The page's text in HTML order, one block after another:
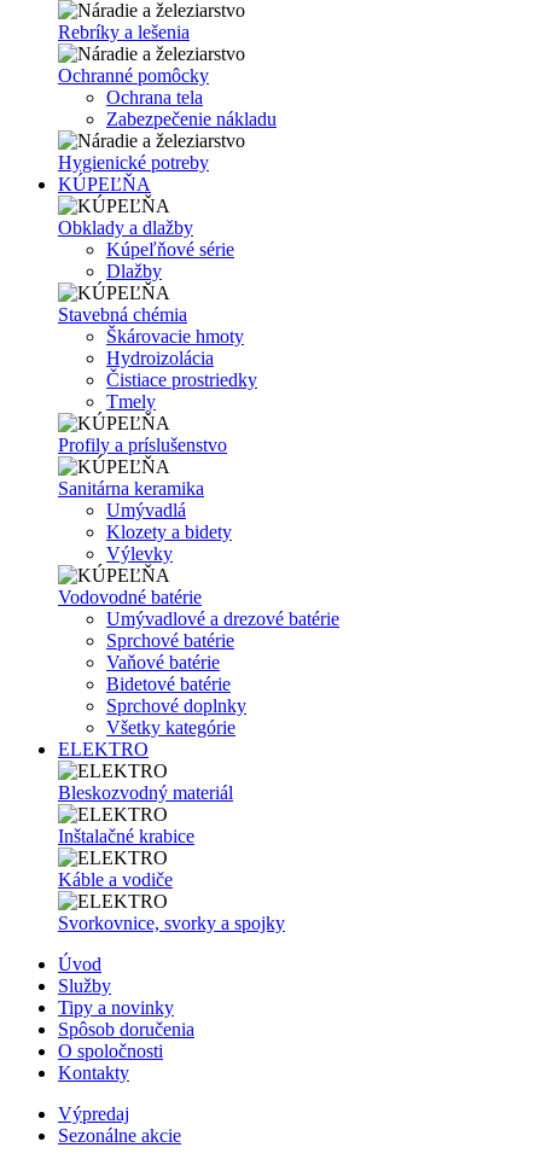
Rebríky a lešenia
Ochranné pomôcky
Ochrana tela
Zabezpečenie nákladu
Hygienické potreby
KÚPEĽŇA
Obklady a dlažby
Kúpeľňové série
Dlažby
Stavebná chémia
Škárovacie hmoty
Hydroizolácia
Čistiace prostriedky
Tmely
Profily a príslušenstvo
Sanitárna keramika
Umývadlá
Klozety a bidety
Výlevky
Vodovodné batérie
Umývadlové a drezové batérie
Sprchové batérie
Vaňové batérie
Bidetové batérie
Sprchové doplnky
Všetky kategórie
ELEKTRO
Bleskozvodný materiál
Inštalačné krabice
Káble a vodiče
Svorkovnice, svorky a spojky
Úvod
Služby
Tipy a novinky
Spôsob doručenia
O spoločnosti
Kontakty
Výpredaj
Sezonálne akcie